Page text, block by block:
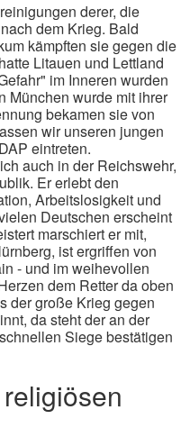
derer, die
dem Krieg. Bald
kämpften sie gegen die
Litauen und Lettland
im Inneren wurden
München wurde mit ihrer
bekamen sie von
wir unseren jungen
eintreten.
auch in der Reichswehr,
Er erlebt den
Arbeitslosigkeit und
Deutschen erscheint
marschiert er mit,
ist ergriffen von
- und im weihevollen
dem Retter da oben
der große Krieg gegen
da steht der an der
Siege bestätigen